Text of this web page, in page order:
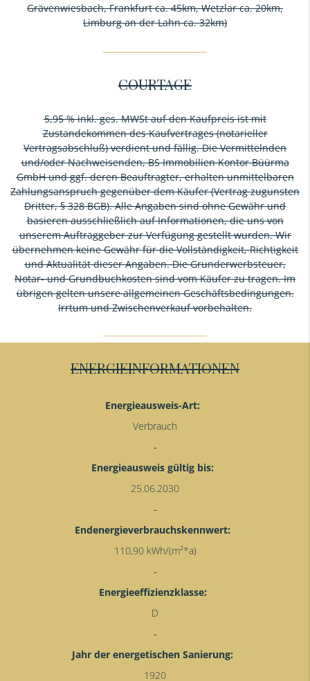
Grävenwiesbach, Frankfurt ca. 45km, Wetzlar ca. 20km,
Limburg an der Lahn ca. 32km)
COURTAGE
5,95 % inkl. ges. MWSt auf den Kaufpreis ist mit
Zustandekommen des Kaufvertrages (notarieller
Vertragsabschluß) verdient und fällig. Die Vermittelnden
und/oder Nachweisenden, BS Immobilien Kontor Büürma
GmbH und ggf. deren Beauftragter, erhalten unmittelbaren
Zahlungsanspruch gegenüber dem Käufer (Vertrag zugunsten
Dritter, § 328 BGB). Alle Angaben sind ohne Gewähr und
basieren ausschließlich auf Informationen, die uns von
unserem Auftraggeber zur Verfügung gestellt wurden. Wir
übernehmen keine Gewähr für die Vollständigkeit, Richtigkeit
und Aktualität dieser Angaben. Die Grunderwerbsteuer,
Notar- und Grundbuchkosten sind vom Käufer zu tragen. Im
übrigen gelten unsere allgemeinen Geschäftsbedingungen.
Irrtum und Zwischenverkauf vorbehalten.
ENERGIEINFORMATIONEN
Energieausweis-Art:
Verbrauch
Energieausweis gültig bis:
25.06.2030
Endenergieverbrauchskennwert:
110,90 kWh/(m²*a)
Energieeffizienzklasse:
D
Jahr der energetischen Sanierung:
1920